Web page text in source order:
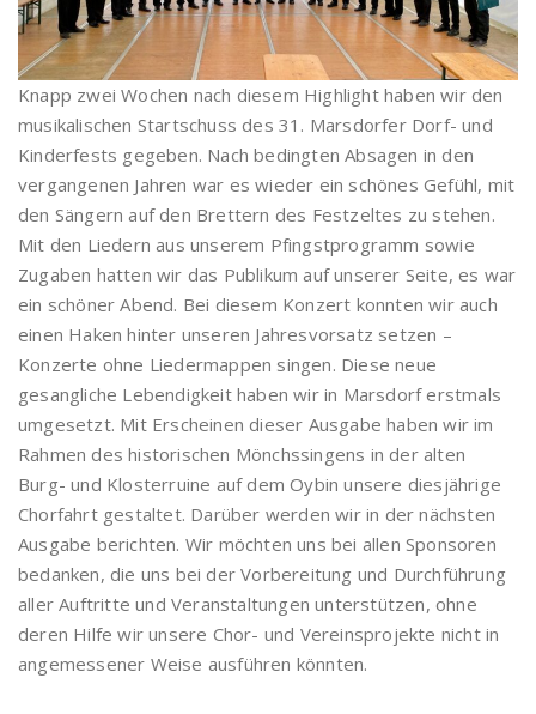
Knapp zwei Wochen nach diesem Highlight haben wir den
musikalischen Startschuss des 31. Marsdorfer Dorf- und
Kinderfests gegeben. Nach bedingten Absagen in den
vergangenen Jahren war es wieder ein schönes Gefühl, mit
den Sängern auf den Brettern des Festzeltes zu stehen.
Mit den Liedern aus unserem Pfingstprogramm sowie
Zugaben hatten wir das Publikum auf unserer Seite, es war
ein schöner Abend. Bei diesem Konzert konnten wir auch
einen Haken hinter unseren Jahresvorsatz setzen –
Konzerte ohne Liedermappen singen. Diese neue
gesangliche Lebendigkeit haben wir in Marsdorf erstmals
umgesetzt. Mit Erscheinen dieser Ausgabe haben wir im
Rahmen des historischen Mönchssingens in der alten
Burg- und Klosterruine auf dem Oybin unsere diesjährige
Chorfahrt gestaltet. Darüber werden wir in der nächsten
Ausgabe berichten. Wir möchten uns bei allen Sponsoren
bedanken, die uns bei der Vorbereitung und Durchführung
aller Auftritte und Veranstaltungen unterstützen, ohne
deren Hilfe wir unsere Chor- und Vereinsprojekte nicht in
angemessener Weise ausführen könnten.